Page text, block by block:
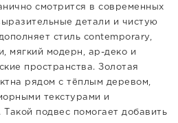
смотрится в современных
детали и чистую
стиль contemporary,
мягкий модерн, ар-деко и
пространства. Золотая
рядом с тёплым деревом,
текстурами и
подвес помогает добавить